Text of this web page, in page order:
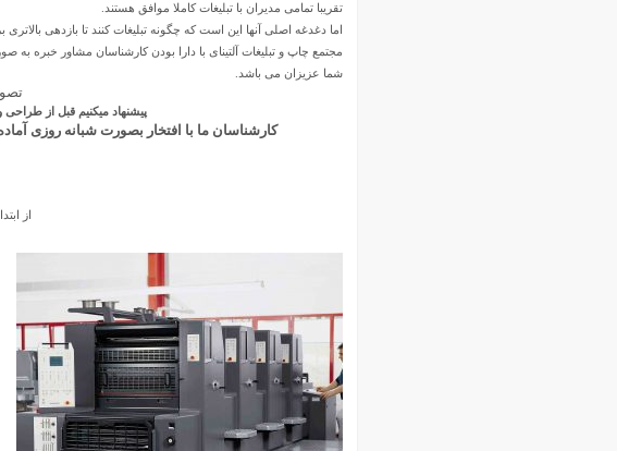
تقریبا تمامی مدیران با تبلیغات کاملا موافق هستند.
اما دغدغه اصلی آنها این است که چگونه تبلیغات کنند تا بازدهی
مجتمع چاپ و تبلیغات آلتینای با دارا بودن کارشناسان مشاور خبره به
شما عزیزان می باشد.
پیشنهاد میکنیم قبل از طراحی
کارشناسان ما با افتخار بصورت شبانه روزی
از